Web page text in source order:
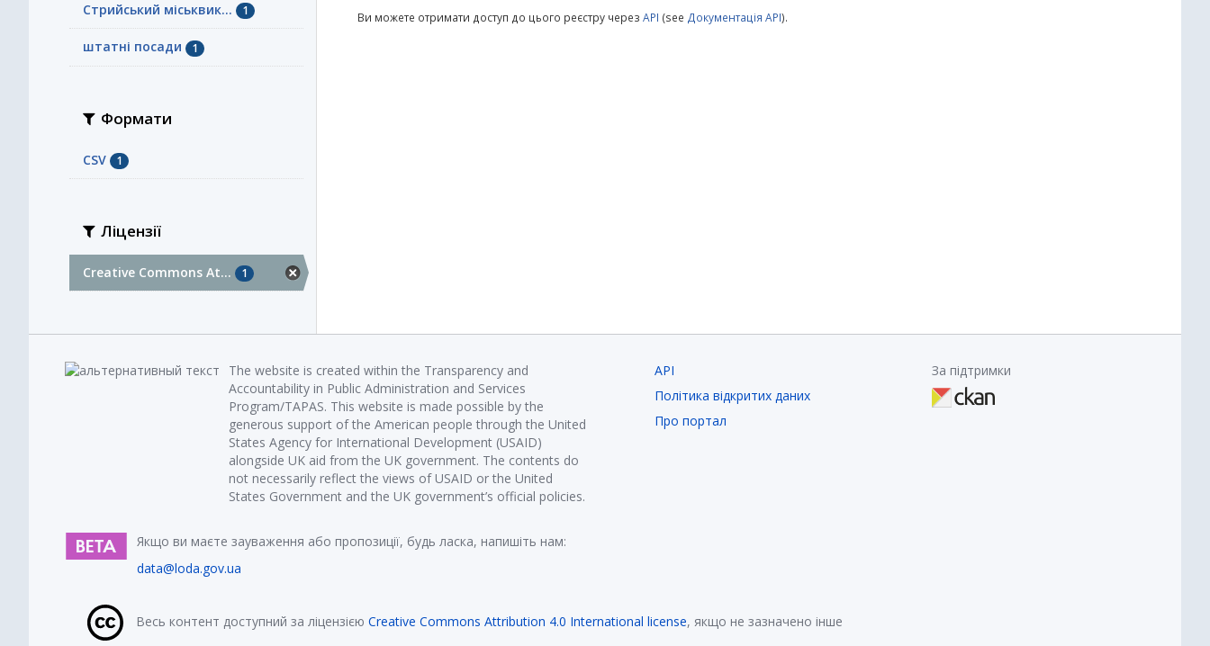
Стрийський міськвик... 1
штатні посади 1
Формати
CSV 1
Ліцензії
Creative Commons At... 1
Ви можете отримати доступ до цього реєстру через API (see Документація API).
The website is created within the Transparency and
Accountability in Public Administration and Services
Program/TAPAS. This website is made possible by the
generous support of the American people through the United
States Agency for International Development (USAID)
alongside UK aid from the UK government. The contents do
not necessarily reflect the views of USAID or the United
States Government and the UK government’s official policies.
Якщо ви маєте зауваження або пропозиції, будь ласка, напишіть нам:
data@loda.gov.ua
API
Політика відкритих даних
Про портал
За підтримки
Весь контент доступний за ліцензією Creative Commons Attribution 4.0 International license, якщо не зазначено інше